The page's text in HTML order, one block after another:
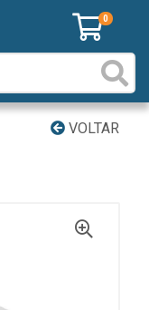
0
VOLTAR